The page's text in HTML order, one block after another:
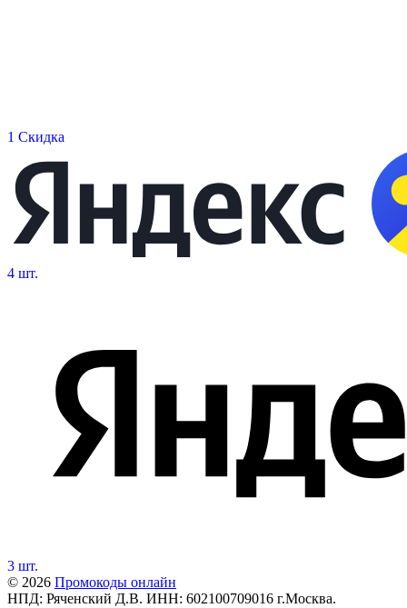
1 Скидка
4 шт.
3 шт.
© 2026 Промокоды онлайн
НПД: Ряченский Д.В. ИНН: 602100709016 г.Москва.